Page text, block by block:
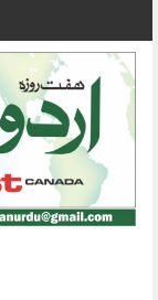
content